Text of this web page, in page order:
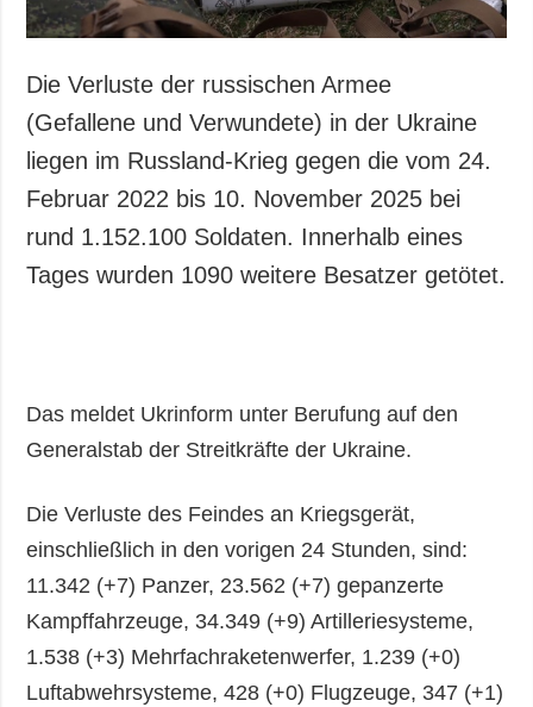
Die Verluste der russischen Armee
(Gefallene und Verwundete) in der Ukraine
liegen im Russland-Krieg gegen die vom 24.
Februar 2022 bis 10. November 2025 bei
rund 1.152.100 Soldaten. Innerhalb eines
Tages wurden 1090 weitere Besatzer getötet.
Das meldet Ukrinform unter Berufung auf den
Generalstab der Streitkräfte der Ukraine.
Die Verluste des Feindes an Kriegsgerät,
einschließlich in den vorigen 24 Stunden, sind:
11.342 (+7) Panzer, 23.562 (+7) gepanzerte
Kampffahrzeuge, 34.349 (+9) Artilleriesysteme,
1.538 (+3) Mehrfachraketenwerfer, 1.239 (+0)
Luftabwehrsysteme, 428 (+0) Flugzeuge, 347 (+1)